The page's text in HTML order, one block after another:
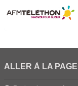
ALLER À LA PAGE